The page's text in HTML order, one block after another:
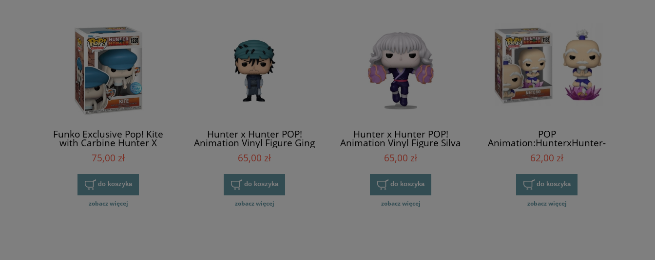
Funko Exclusive Pop! Kite
with Carbine Hunter X
Hunter
75,00 zł
do koszyka
zobacz więcej
Hunter x Hunter POP!
Animation Vinyl Figure Ging
Freecss
65,00 zł
do koszyka
zobacz więcej
Hunter x Hunter POP!
Animation Vinyl Figure Silva
Zoldyck
65,00 zł
do koszyka
zobacz więcej
POP
Animation:HunterxHunter-
Netero
62,00 zł
do koszyka
zobacz więcej